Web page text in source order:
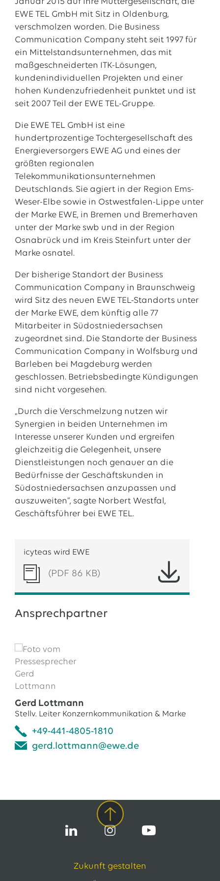
EWE TEL GmbH mit Sitz in Oldenburg,
verschmolzen worden. Die Business
Communication Company steht seit 1997 für
ein Mittelstandsunternehmen, das mit
maßgeschneiderten ITK-Lösungen,
kundenindividuellen Projekten und einer
hohen Kundenzufriedenheit punktet und ist
seit 2007 Teil der EWE TEL-Gruppe.
Die EWE TEL GmbH ist eine
hundertprozentige Tochtergesellschaft des
Energieversorgers EWE AG und eines der
größten regionalen
Telekommunikationsunternehmen
Deutschlands. Sie agiert in der Region Ems-
Weser-Elbe sowie in Ostwestfalen-Lippe unter
der Marke EWE, in Bremen und Bremerhaven
unter der Marke swb und in der Region
Osnabrück und im Kreis Steinfurt unter der
Marke osnatel.
Der bisherige Standort der Business
Communication Company in Braunschweig
wird Sitz des neuen EWE TEL-Standorts unter
der Marke EWE, dem künftig alle 77
Mitarbeiter in Südostniedersachsen
zugeordnet sind. Die Standorte der Business
Communication Company in Wolfsburg und
Barleben bei Magdeburg werden
geschlossen. Betriebsbedingte Kündigungen
sind nicht vorgesehen.
„Durch die Verschmelzung nutzen wir
Synergien in beiden Unternehmen im
Interesse unserer Kunden und ergreifen
gleichzeitig die Gelegenheit, unsere
Dienstleistungen noch genauer an die
Bedürfnisse der Geschäftskunden in
Südostniedersachsen anzupassen und
auszuweiten“, sagte Norbert Westfal,
Geschäftsführer bei EWE TEL.
icyteas wird EWE
(PDF 86 KB)
Ansprechpartner
Gerd Lottmann
Stellv. Leiter Konzernkommunikation & Marke
+49-441-4805-1810
gerd.lottmann@ewe.de
Zukunft gestalten
Das EWE-Jobportal
Unsere neuesten Stellenangebote